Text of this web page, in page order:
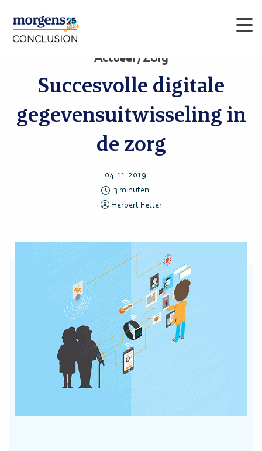
Actueel / Zorg
Succesvolle digitale
gegevensuitwisseling in
de zorg
04-11-2019
3 minuten
Herbert Fetter